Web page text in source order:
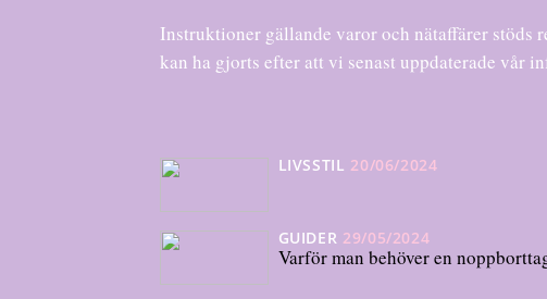
Instruktioner gällande varor och nätaffärer
kan ha gjorts efter att vi senast uppdaterade vår
LIVSSTIL 20/06/2024
GUIDER 29/05/2024
Varför man behöver en